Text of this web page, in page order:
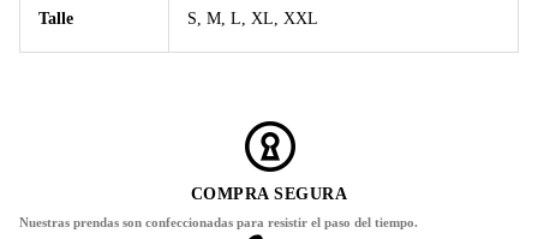
Talle S, M, L, XL, XXL
COMPRA SEGURA
Nuestras prendas son confeccionadas para resistir el paso del tiempo.